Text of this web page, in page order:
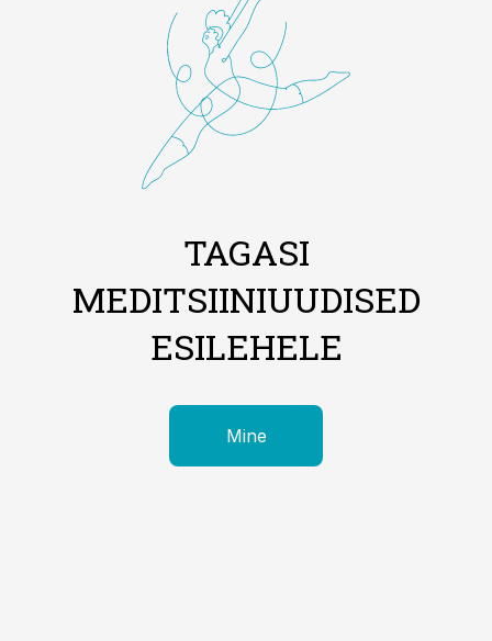
TAGASI
MEDITSIINIUUDISED
ESILEHELE
Mine